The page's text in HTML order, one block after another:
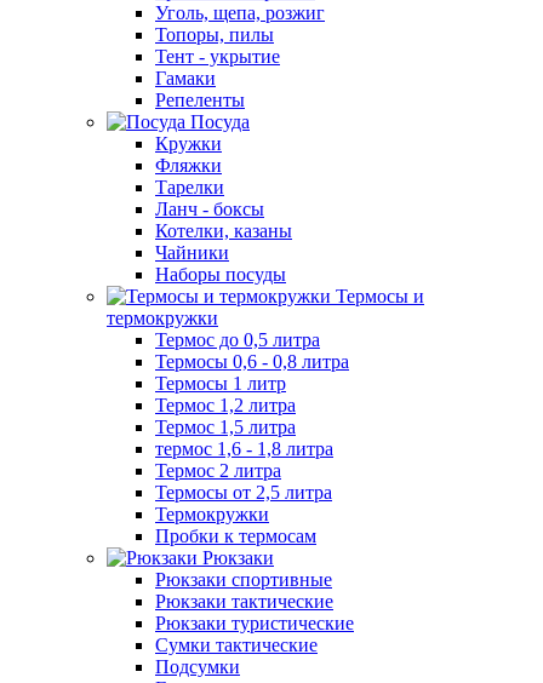
Уголь, щепа, розжиг
Топоры, пилы
Тент - укрытие
Гамаки
Репеленты
Посуда
Кружки
Фляжки
Тарелки
Ланч - боксы
Котелки, казаны
Чайники
Наборы посуды
Термосы и
термокружки
Термос до 0,5 литра
Термосы 0,6 - 0,8 литра
Термосы 1 литр
Термос 1,2 литра
Термос 1,5 литра
термос 1,6 - 1,8 литра
Термос 2 литра
Термосы от 2,5 литра
Термокружки
Пробки к термосам
Рюкзаки
Рюкзаки спортивные
Рюкзаки тактические
Рюкзаки туристические
Сумки тактические
Подсумки